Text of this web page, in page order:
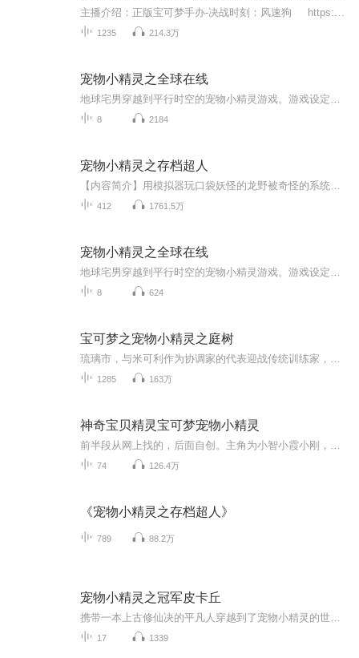
1235 214.3万
宠物小精灵之全球在线
8 2184
宠物小精灵之存档超人
412 1761.5万
宠物小精灵之全球在线
8 624
宝可梦之宠物小精灵之庭树
1285 163万
神奇宝贝精灵宝可梦宠物小精灵
74 126.4万
《宠物小精灵之存档超人》
789 88.2万
宠物小精灵之冠军皮卡丘
17 1339